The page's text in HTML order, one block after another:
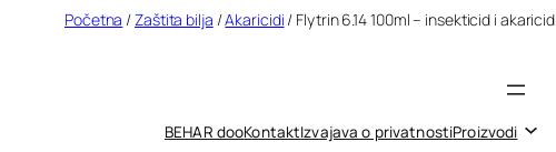
Početna /Zaštita bilja /Akaricidi / Flytrin 6.14 100ml – insekticid i akaricid
BEHAR dooKontaktIzvajava o privatnostiProizvodi